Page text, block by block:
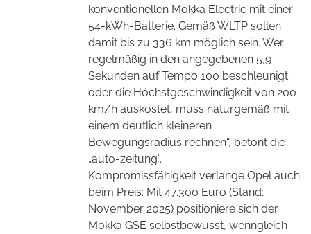
konventionellen Mokka Electric mit einer
54-kWh-Batterie. Gemäß WLTP sollen
damit bis zu 336 km möglich sein. Wer
regelmäßig in den angegebenen 5,9
Sekunden auf Tempo 100 beschleunigt
oder die Höchstgeschwindigkeit von 200
km/h auskostet, muss naturgemäß mit
einem deutlich kleineren
Bewegungsradius rechnen“, betont die
„auto-zeitung“.
Kompromissfähigkeit verlange Opel auch
beim Preis: Mit 47.300 Euro (Stand:
November 2025) positioniere sich der
Mokka GSE selbstbewusst, wenngleich